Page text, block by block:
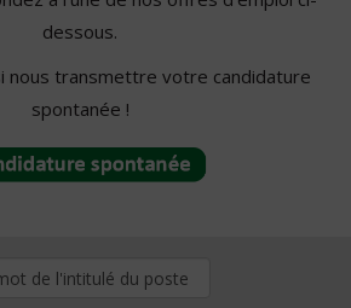
dessous.
nous transmettre votre candidature
spontanée !